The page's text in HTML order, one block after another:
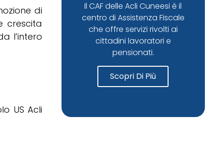
di
crescita
l’intero
US Acli
Il CAF delle Acli Cuneesi è il
centro di Assistenza Fiscale
che offre servizi rivolti ai
cittadini lavoratori e
pensionati.
Scopri Di Più